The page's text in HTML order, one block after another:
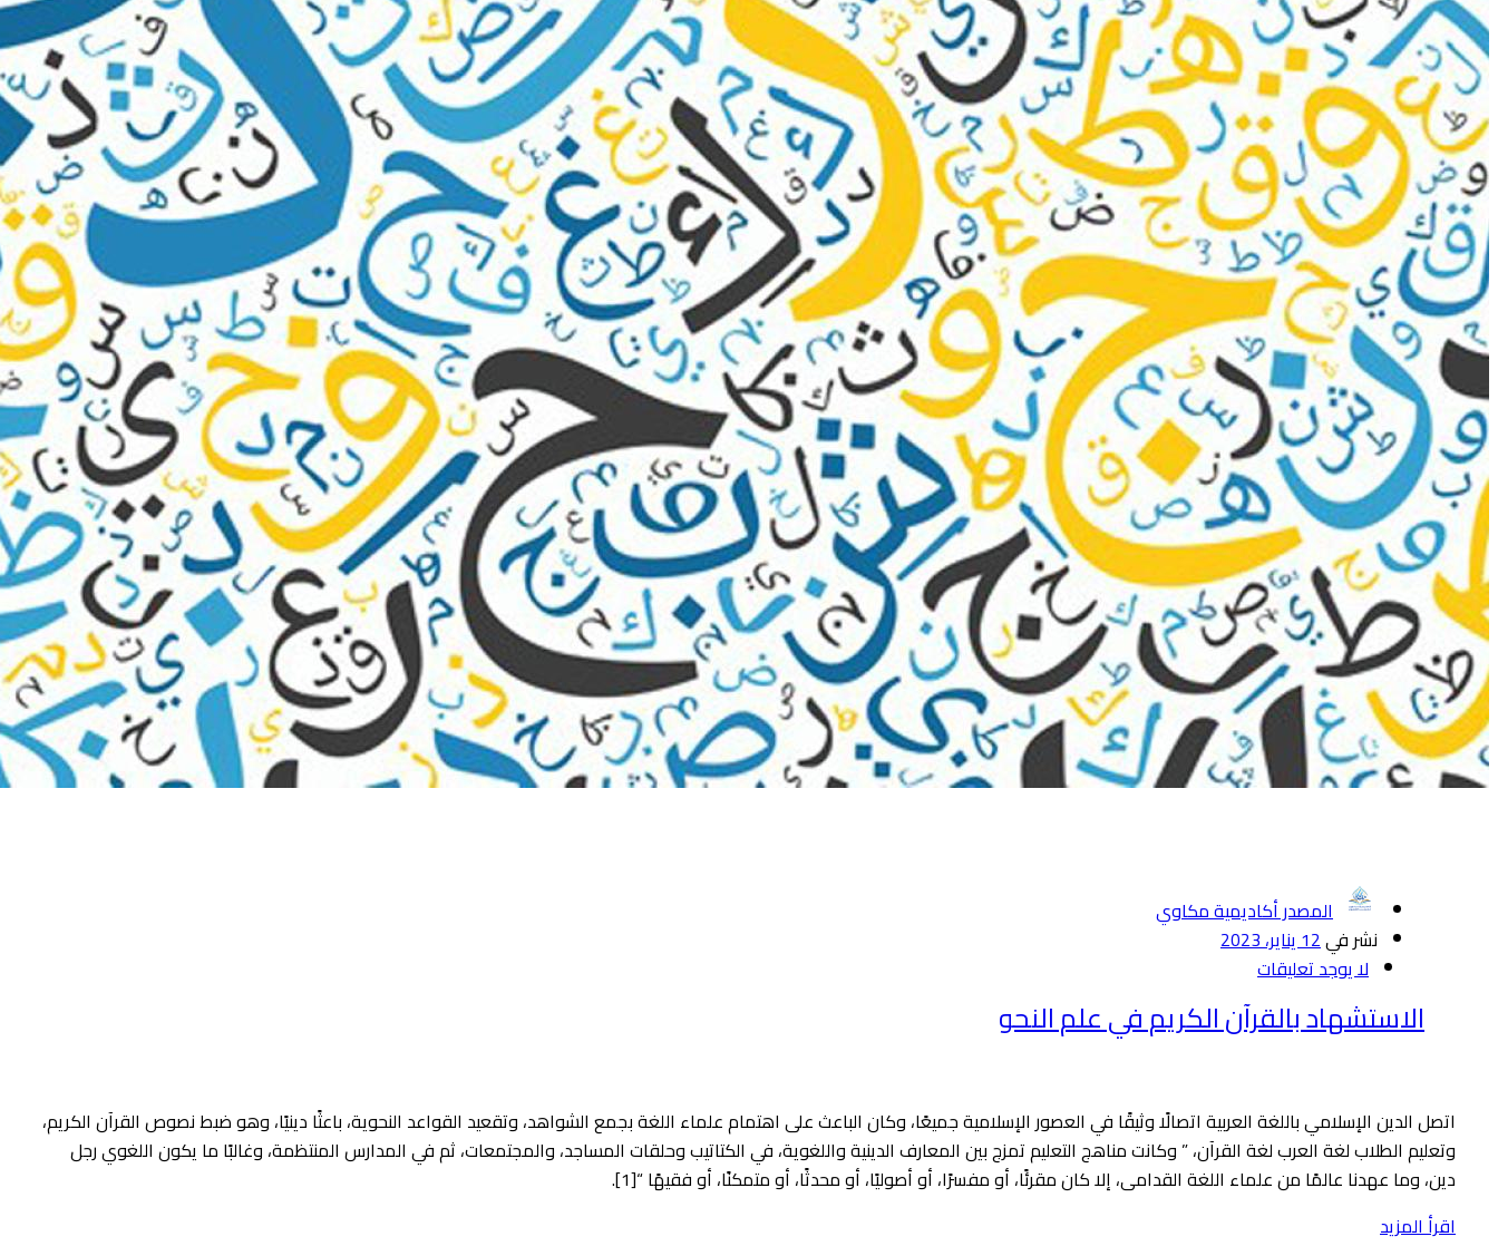
المصدر أكاديمية مكاوي
نشر في12 يناير، 2023
لا يوجد تعليقات
الاستشهاد بالقرآن الكريم في علم النحو
اتصل الدين الإسلامي باللغة العربية اتصالًا وثيقًا في العصور الإسلامية جميعًا، وكان الباعث على اهتمام علماء اللغة بجمع الشواهد، وتقعيد القواعد النحوية، باعثًا دينيًا، وهو ضبط نصوص القرآن الكريم،
وتعليم الطلاب لغة العرب لغة القرآن، ” وكانت مناهج التعليم تمزج بين المعارف الدينية واللغوية، في الكتاتيب وحلقات المساجد، والمجتمعات، ثم في المدارس المنتظمة، وغالبًا ما يكون اللغوي رجل
دين، وما عهدنا عالمًا من علماء اللغة القدامى، إلا كان مقرئًا، أو مفسرًا، أو أصوليًا، أو محدثًا، أو متمكنًا، أو فقيهًا “[1].
اقرأ المزيد